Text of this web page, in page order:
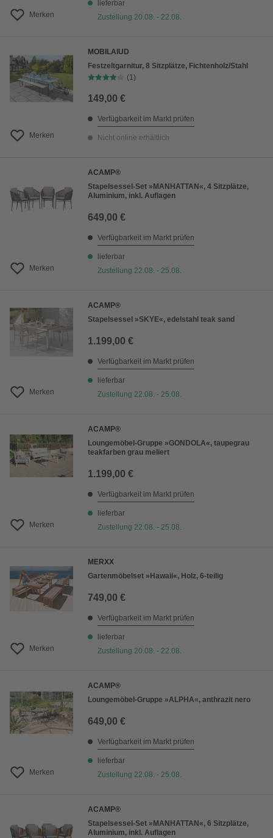
Merken
lieferbar
Zustellung 20.08. - 22.08.
Merken
MOBILAIUD
Festzeltgarnitur, 8 Sitzplätze, Fichtenholz/Stahl
(1)
149,00 €
Verfügbarkeit im Markt prüfen
Nicht online erhältlich
Merken
ACAMP®
Stapelsessel-Set »MANHATTAN«, 4 Sitzplätze,
Aluminium, inkl. Auflagen
649,00 €
Verfügbarkeit im Markt prüfen
lieferbar
Zustellung 22.08. - 25.08.
Merken
ACAMP®
Stapelsessel »SKYE«, edelstahl teak sand
1.199,00 €
Verfügbarkeit im Markt prüfen
lieferbar
Zustellung 22.08. - 25.08.
Merken
ACAMP®
Loungemöbel-Gruppe »GONDOLA«, taupegrau
teakfarben grau meliert
1.199,00 €
Verfügbarkeit im Markt prüfen
lieferbar
Zustellung 22.08. - 25.08.
Merken
MERXX
Gartenmöbelset »Hawaii«, Holz, 6-teilig
749,00 €
Verfügbarkeit im Markt prüfen
lieferbar
Zustellung 20.08. - 22.08.
Merken
ACAMP®
Loungemöbel-Gruppe »ALPHA«, anthrazit nero
649,00 €
Verfügbarkeit im Markt prüfen
lieferbar
Zustellung 22.08. - 25.08.
ACAMP®
Stapelsessel-Set »MANHATTAN«, 6 Sitzplätze,
Aluminium, inkl. Auflagen